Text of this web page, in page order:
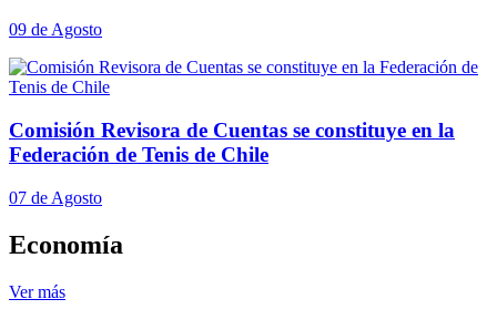
09 de Agosto
Comisión Revisora de Cuentas se constituye en la
Federación de Tenis de Chile
07 de Agosto
Economía
Ver más